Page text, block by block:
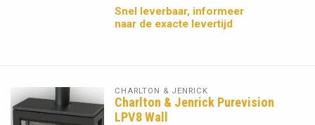
Snel leverbaar, informeer
naar de exacte levertijd
CHARLTON & JENRICK
Charlton & Jenrick Purevision
LPV8 Wall